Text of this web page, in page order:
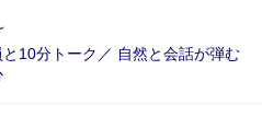
10分トーク／ 自然と会話が弾む